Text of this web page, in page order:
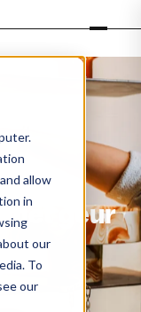
allow
in
our
To
our
geur